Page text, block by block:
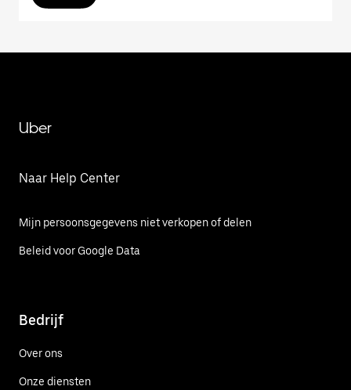
Uber
Naar Help Center
Mijn persoonsgegevens niet verkopen of delen
Beleid voor Google Data
Bedrijf
Over ons
Onze diensten